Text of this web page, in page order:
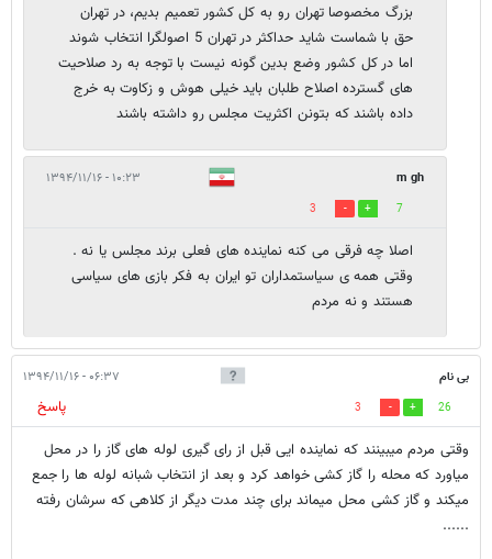
بزرگ مخصوصا تهران رو به کل کشور تعمیم بدیم، در تهران
حق با شماست شاید حداکثر در تهران 5 اصولگرا انتخاب شوند
اما در کل کشور وضع بدین گونه نیست با توجه به رد صلاحیت
های گسترده اصلاح طلبان باید خیلی هوش و زکاوت به خرج
داده باشند که بتونن اکثریت مجلس رو داشته باشند
m gh ۱۰:۲۳ - ۱۳۹۴/۱۱/۱۶
7
3
اصلا چه فرقی می کنه نماینده های فعلی برند مجلس یا نه .
وقتی همه ی سیاستمداران تو ایران به فکر بازی های سیاسی
هستند و نه مردم
بی نام ۰۶:۳۷ - ۱۳۹۴/۱۱/۱۶
26
3
پاسخ
وقتی مردم میبینند که نماینده ایی قبل از رای گیری لوله های گاز را در محل
میاورد که محله را گاز کشی خواهد کرد و بعد از انتخاب شبانه لوله ها را جمع
میکند و گاز کشی محل میماند برای چند مدت دیگر از کلاهی که سرشان رفته
......